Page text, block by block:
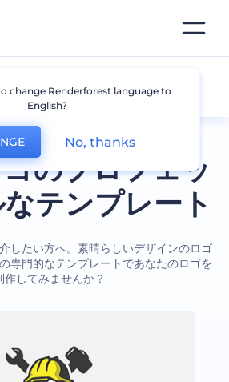
のプロフェッ
テンプレート
したい方へ。素晴らしいデザインのロゴ
専門的なテンプレートであなたのロゴを
作してみませんか？
change Renderforest language to
English?
No, thanks